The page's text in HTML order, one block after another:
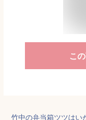
こ
竹中の弁当箱ツツはい